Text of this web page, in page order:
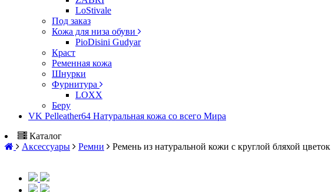
LoStivale
Под заказ
Кожа для низа обуви
PioDisini Gudyar
Краст
Ременная кожа
Шнурки
Фурнитура
LOXX
Беру
VK Pelleather64 Натуральная кожа со всего Мира
Каталог
Аксессуары
Ремни Ремень из натуральной кожи с круглой бляхой цветок